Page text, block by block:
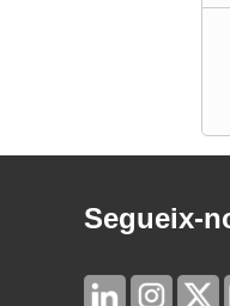
Segueix-